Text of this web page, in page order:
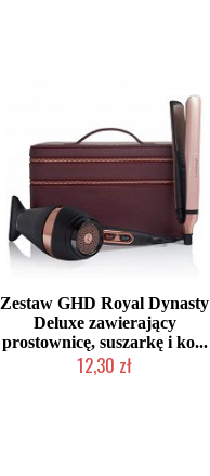
Zestaw GHD Royal Dynasty
Deluxe zawierający
prostownicę, suszarkę i ko...
12,30 zł